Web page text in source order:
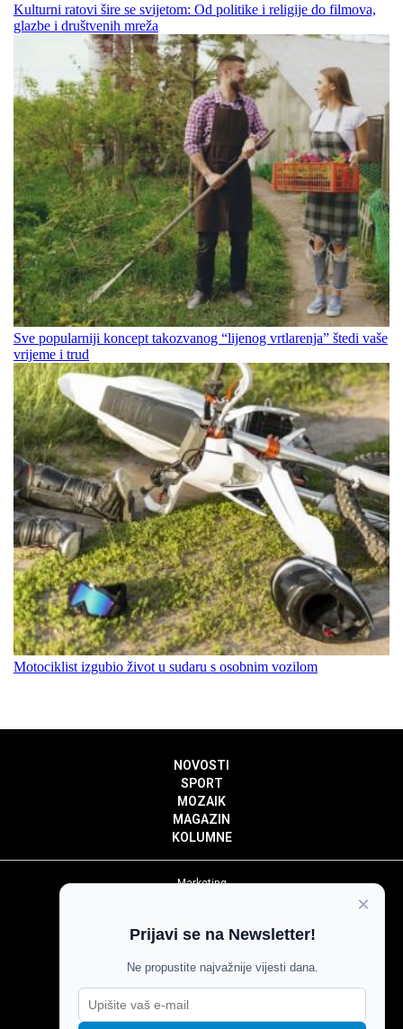
Kulturni ratovi šire se svijetom: Od politike i religije do filmova,
glazbe i društvenih mreža
Sve popularniji koncept takozvanog “lijenog vrtlarenja” štedi vaše
vrijeme i trud
Motociklist izgubio život u sudaru s osobnim vozilom
NOVOSTI
SPORT
MOZAIK
MAGAZIN
KOLUMNE
Marketing
Impressum
Pravila komentiranja
Agroglas
×
Prijavi se na Newsletter!
Ne propustite najvažnije vijesti dana.